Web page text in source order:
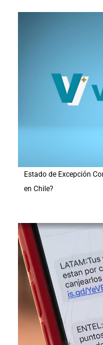
Estado de Excepción
en Chile?